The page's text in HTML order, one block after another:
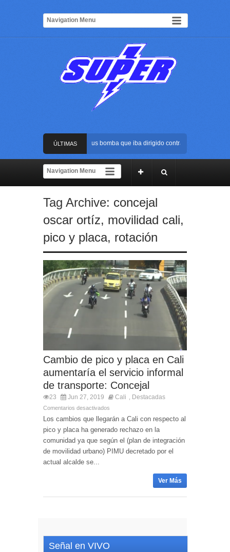
ÚLTIMAS
NOTICIAS
Frustran atentado con bus bomba que iba dirigido contra Cali durante la
La Arena USC será el escenario de la posesión presidencial de Abelardo
Rápida reacción policial evitó que presunto agresor escapara tras atacar
Frustran atentado con bus bomba que iba dirigido contra Cali durante la
Tag Archive: concejal
oscar ortíz, movilidad cali,
pico y placa, rotación
Cambio de pico y placa en Cali
aumentaría el servicio informal
de transporte: Concejal
23 Jun 27, 2019 Cali Destacadas
Comentarios desactivados
Los cambios que llegarán a Cali con respecto al
pico y placa ha generado rechazo en la
comunidad ya que según el (plan de integración
de movilidad urbano) PIMU decretado por el
actual alcalde se...
Ver Más
Señal en VIVO